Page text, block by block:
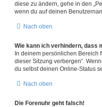
diese zu ändern, gehe in den
wenn du auf deinen
Nach oben
Wie kann ich verhindern, dass
In deinem persönlichen Bereich
dieser Sitzung verbergen“.
du selbst deinen Online-Status
Nach oben
Die Forenuhr geht falsch!